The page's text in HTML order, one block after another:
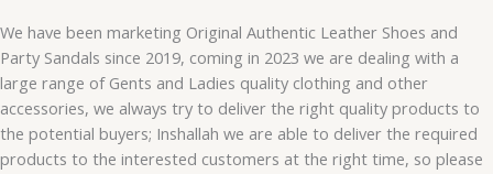
We have been marketing Original Authentic Leather Shoes and
Party Sandals since 2019, coming in 2023 we are dealing with a
large range of Gents and Ladies quality clothing and other
accessories, we always try to deliver the right quality products to
the potential buyers; Inshallah we are able to deliver the required
products to the interested customers at the right time, so please